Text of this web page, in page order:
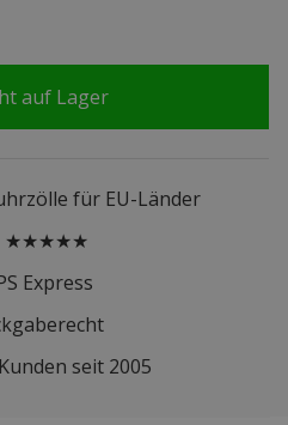
auf Lager
für EU-Länder
★★★★★
Express
seit 2005